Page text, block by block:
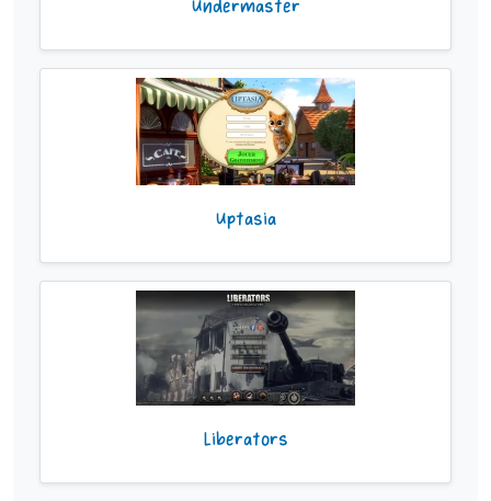
Undermaster
Uptasia
Liberators